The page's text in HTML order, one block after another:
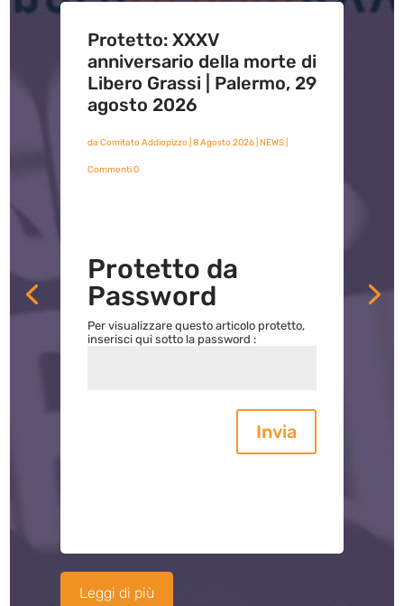
Protetto: XXXV
anniversario della morte di
Libero Grassi | Palermo, 29
agosto 2026
da Comitato Addiopizzo| 8 Agosto 2026| NEWS|
Commenti 0
Protetto da
Password
Per visualizzare questo articolo protetto,
inserisci qui sotto la password :
Invia
Leggi di più